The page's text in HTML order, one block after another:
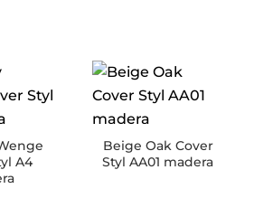
A4
Beige Oak Cover
Styl AA01 madera